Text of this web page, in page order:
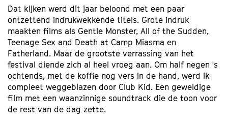
​Dat kijken werd dit jaar beloond met een paar
ontzettend indrukwekkende titels. Grote indruk
maakten films als Gentle Monster, All of the Sudden,
Teenage Sex and Death at Camp Miasma en
Fatherland. Maar de grootste verrassing van het
festival diende zich al heel vroeg aan. Om half negen 's
ochtends, met de koffie nog vers in de hand, werd ik
compleet weggeblazen door Club Kid. Een geweldige
film met een waanzinnige soundtrack die de toon voor
de rest van de dag zette.